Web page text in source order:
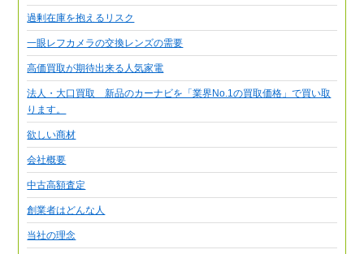
過剰在庫を抱えるリスク
一眼レフカメラの交換レンズの需要
高価買取が期待出来る人気家電
法人・大口買取 新品のカーナビを「業界No.1の買取価格」で買い取
ります。
欲しい商材
会社概要
中古高額査定
創業者はどんな人
当社の理念